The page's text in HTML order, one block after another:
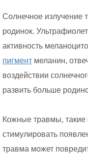
Солнечное излучение
родинок.
активность
пигмент меланин,
воздействии
развить больше
Кожные травмы, такие
стимулировать
травма может